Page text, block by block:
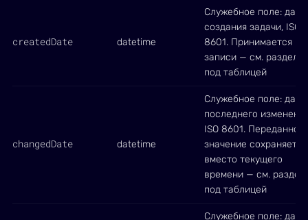
createdDate datetime
Служебное поле: дата
создания задачи, ISO
8601. Принимается на
записи — см. раздел
под таблицей
changedDate datetime
Служебное поле: дата
последнего
ISO 8601. Переданное
значение сохраняется
вместо текущего
времени — см. раздел
под таблицей
Служебное поле: дата